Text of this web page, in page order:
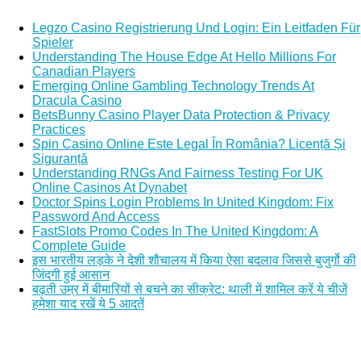
Legzo Casino Registrierung Und Login: Ein Leitfaden Für
Spieler
Understanding The House Edge At Hello Millions For
Canadian Players
Emerging Online Gambling Technology Trends At
Dracula Casino
BetsBunny Casino Player Data Protection & Privacy
Practices
Spin Casino Online Este Legal În România? Licență Și
Siguranță
Understanding RNGs And Fairness Testing For UK
Online Casinos At Dynabet
Doctor Spins Login Problems In United Kingdom: Fix
Password And Access
FastSlots Promo Codes In The United Kingdom: A
Complete Guide
इस भारतीय लड़के ने देशी शौचालय में किया ऐसा बदलाव जिससे बुजुर्गो की
जिंदगी हुई आसान
बढ़ती उम्र में बीमारियों से बचने का सीक्रेट: थाली में शामिल करें ये चीजें
हमेशा याद रखें ये 5 आदतें